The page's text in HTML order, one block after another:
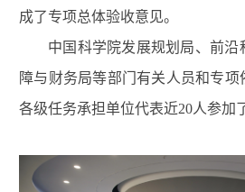
成了专项总体验收意见。
中国科学院发展规划局、前
障与财务局等部门有关人员和专项
各级任务承担单位代表近20人参加